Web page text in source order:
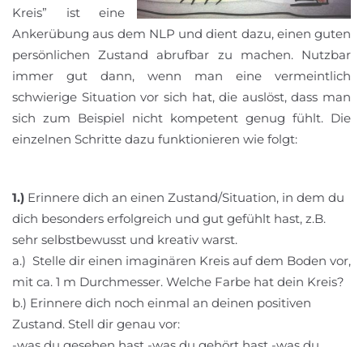
Kreis” ist eine
Ankerübung aus dem NLP und dient dazu, einen guten
persönlichen Zustand abrufbar zu machen. Nutzbar
immer gut dann, wenn man eine vermeintlich
schwierige Situation vor sich hat, die auslöst, dass man
sich zum Beispiel nicht kompetent genug fühlt. Die
einzelnen Schritte dazu funktionieren wie folgt:
1.) Erinnere dich an einen Zustand/Situation, in dem du
dich besonders erfolgreich und gut gefühlt hast, z.B.
sehr selbstbewusst und kreativ warst.
a.) Stelle dir einen imaginären Kreis auf dem Boden vor,
mit ca. 1 m Durchmesser. Welche Farbe hat dein Kreis?
b.) Erinnere dich noch einmal an deinen positiven
Zustand. Stell dir genau vor: